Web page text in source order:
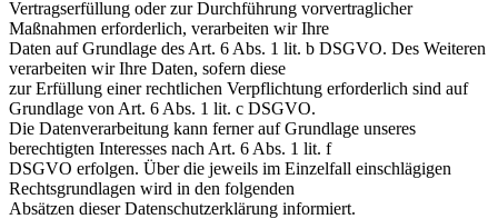
Vertragserfüllung oder zur Durchführung vorvertraglicher
Maßnahmen erforderlich, verarbeiten wir Ihre
Daten auf Grundlage des Art. 6 Abs. 1 lit. b DSGVO. Des Weiteren
verarbeiten wir Ihre Daten, sofern diese
zur Erfüllung einer rechtlichen Verpflichtung erforderlich sind auf
Grundlage von Art. 6 Abs. 1 lit. c DSGVO.
Die Datenverarbeitung kann ferner auf Grundlage unseres
berechtigten Interesses nach Art. 6 Abs. 1 lit. f
DSGVO erfolgen. Über die jeweils im Einzelfall einschlägigen
Rechtsgrundlagen wird in den folgenden
Absätzen dieser Datenschutzerklärung informiert.